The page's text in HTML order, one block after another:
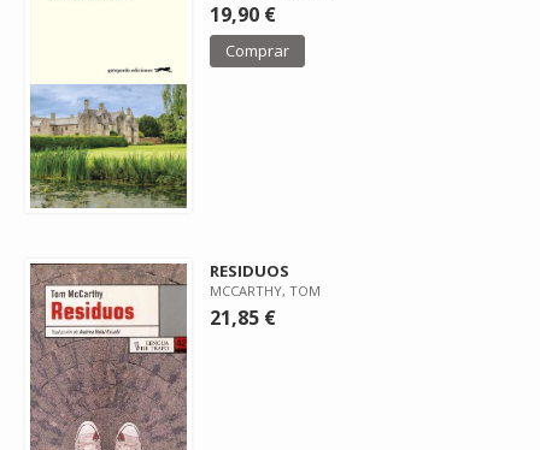
19,90 €
Comprar
RESIDUOS
MCCARTHY, TOM
21,85 €